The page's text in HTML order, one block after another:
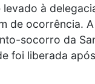
à
de ocorrência.
socorro da
foi liberada